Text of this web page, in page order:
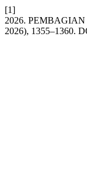
[1]
2026.
2026), 1355–1360.